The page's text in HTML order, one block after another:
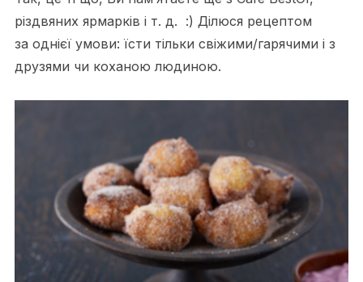
різдвяних ярмарків і т. д. :) Ділюся рецептом
за однієї умови: їсти тільки свіжими/гарячими і з
друзями чи коханою людиною.